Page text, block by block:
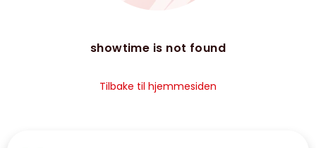
showtime is not found
Tilbake til hjemmesiden